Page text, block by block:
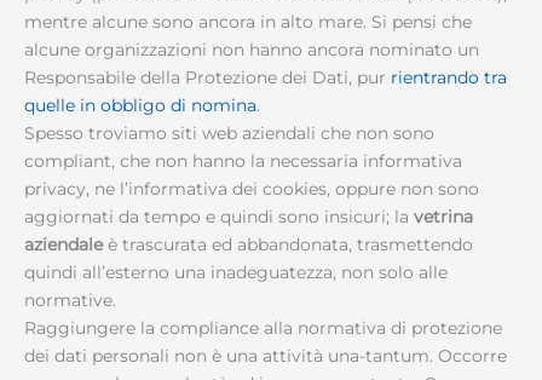
mentre alcune sono ancora in alto mare. Si pensi che
alcune organizzazioni non hanno ancora nominato un
Responsabile della Protezione dei Dati, pur rientrando tra
quelle in obbligo di nomina.
Spesso troviamo siti web aziendali che non sono
compliant, che non hanno la necessaria informativa
privacy, ne l’informativa dei cookies, oppure non sono
aggiornati da tempo e quindi sono insicuri; la vetrina
aziendaleè trascurata ed abbandonata, trasmettendo
quindi all’esterno una inadeguatezza, non solo alle
normative.
Raggiungere la compliance alla normativa di protezione
dei dati personali non è una attività una-tantum. Occorre